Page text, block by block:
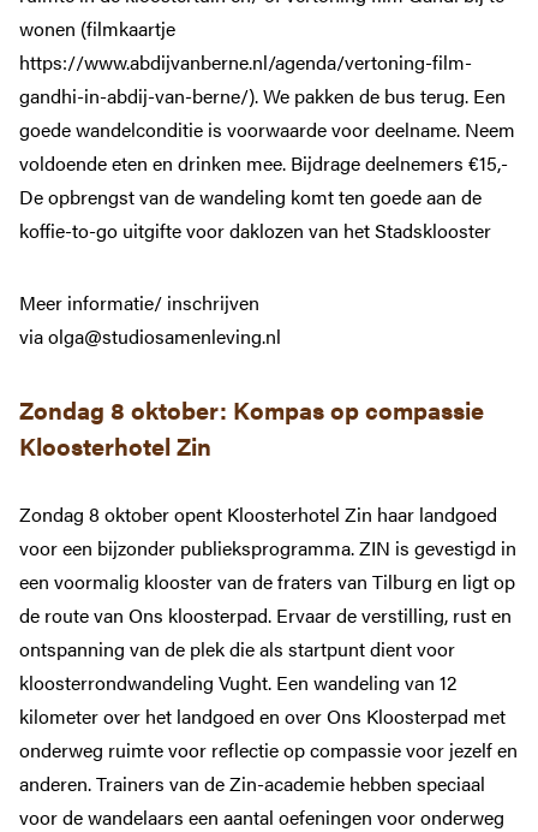
JAAR VAN HET BRABANTS KLOOSTERLEVEN
Home
Ons Kloosterpad
Rondwandelingen
Praktische informatie
Kloosterwinkel
Podcast en verhalen
MEER BRABANTS KLOOSTERLEVEN
Jaar van het Brabants Kloosterleven
Kloostergeschiedenis
Contact
Privacy verklaring
Toegankelijkheidsverklaring
wonen (filmkaartje
https://www.abdijvanberne.nl/agenda/vertoning-film-
gandhi-in-abdij-van-berne/). We pakken de bus terug. Een
goede wandelconditie is voorwaarde voor deelname. Neem
voldoende eten en drinken mee. Bijdrage deelnemers €15,-
De opbrengst van de wandeling komt ten goede aan de
koffie-to-go uitgifte voor daklozen van het Stadsklooster
Meer informatie/ inschrijven
via olga@studiosamenleving.nl
Zondag 8 oktober: Kompas op compassie
Kloosterhotel Zin
Zondag 8 oktober opent Kloosterhotel Zin haar landgoed
voor een bijzonder publieksprogramma. ZIN is gevestigd in
een voormalig klooster van de fraters van Tilburg en ligt op
de route van Ons kloosterpad. Ervaar de verstilling, rust en
ontspanning van de plek die als startpunt dient voor
kloosterrondwandeling Vught. Een wandeling van 12
kilometer over het landgoed en over Ons Kloosterpad met
onderweg ruimte voor reflectie op compassie voor jezelf en
anderen. Trainers van de Zin-academie hebben speciaal
voor de wandelaars een aantal oefeningen voor onderweg